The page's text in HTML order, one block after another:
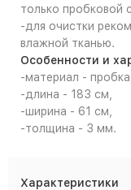
только пробковой
-для очистки
влажной тканью.
Особенности и
-материал -
-длина - 183 см,
-ширина - 61 см,
-толщина - 3 мм.
Характеристики